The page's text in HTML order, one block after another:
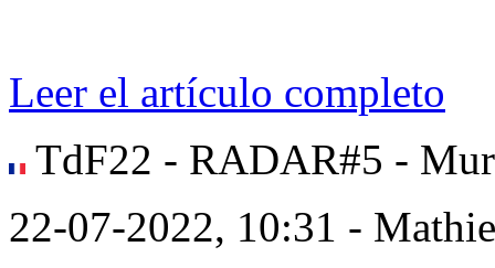
Leer el artículo completo
TdF22 - RADAR#5 - Mur
22-07-2022, 10:31 -